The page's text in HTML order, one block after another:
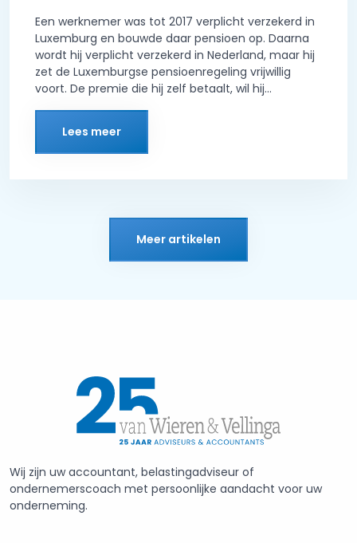
Een werknemer was tot 2017 verplicht verzekerd in
Luxemburg en bouwde daar pensioen op. Daarna
wordt hij verplicht verzekerd in Nederland, maar hij
zet de Luxemburgse pensioenregeling vrijwillig
voort. De premie die hij zelf betaalt, wil hij...
Lees meer
Meer artikelen
Wij zijn uw accountant, belastingadviseur of
ondernemerscoach met persoonlijke aandacht voor uw
onderneming.